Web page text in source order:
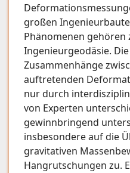
großen
Phänomenen
Ingenieurgeodäsie.
Zusammenhänge
auftretenden
nur durch
von Experten
gewinnbringend
insbesondere auf die
gravitativen
Hangrutschungen zu.